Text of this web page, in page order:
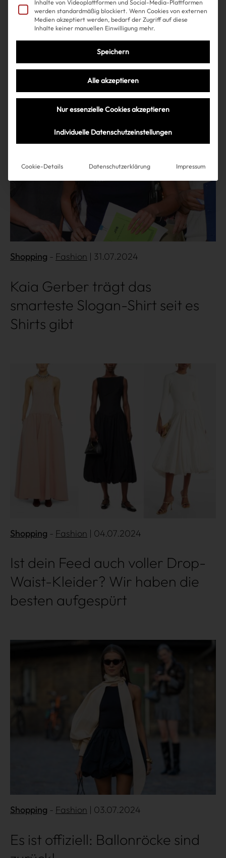
Taylor Swifts neue
Lieblingsschuhe gibt es auf
Amazon. Noch
Shopping Fashion | 31.07.2024
Kaia Gerber trägt das
smarteste Slogan-Shirt seit es
Shirts gibt
Mehr lesen
Shopping Fashion | 04.07.2024
Ist dein Feed auch voller Drop-
Waist-Kleider? Wir haben die
besten aufgespürt
Mehr lesen
Shopping Fashion | 03.07.2024
Es ist offiziell: Ballonröcke sind
Inhalte von Videoplattformen und Social-Media-Plattformen
werden standardmäßig blockiert. Wenn Cookies von externen
Medien akzeptiert werden, bedarf der Zugriff auf diese
Inhalte keiner manuellen Einwilligung mehr.
Speichern
Alle akzeptieren
Nur essenzielle Cookies akzeptieren
Individuelle Datenschutzeinstellungen
Cookie-Details Datenschutzerklärung Impressum